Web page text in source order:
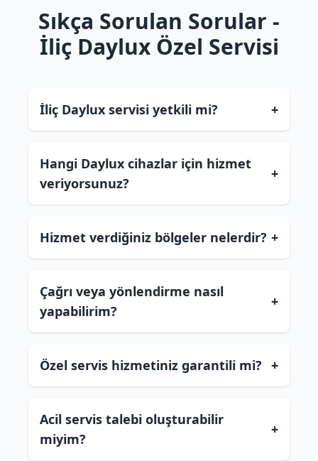
Sıkça Sorulan Sorular -
İliç Daylux Özel Servisi
İliç Daylux servisi yetkili mi? +
Hangi Daylux cihazlar için hizmet
veriyorsunuz?
+
Hizmet verdiğiniz bölgeler nelerdir? +
Çağrı veya yönlendirme nasıl
yapabilirim?
+
Özel servis hizmetiniz garantili mi? +
Acil servis talebi oluşturabilir
miyim?
+